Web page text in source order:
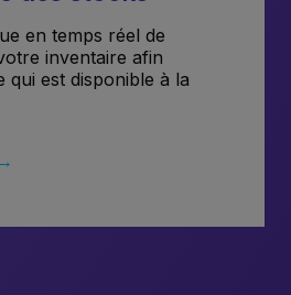
en temps réel de
inventaire afin
qui est disponible à la